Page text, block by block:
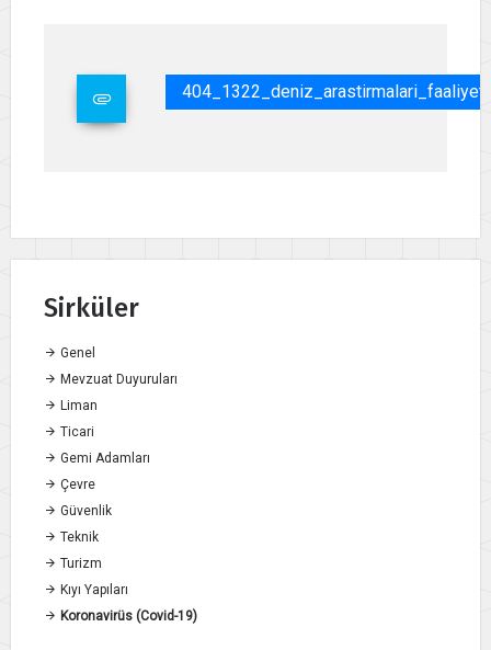
Sirküler
Genel
Mevzuat Duyuruları
Liman
Ticari
Gemi Adamları
Çevre
Güvenlik
Teknik
Turizm
Kıyı Yapıları
Koronavirüs (Covid-19)